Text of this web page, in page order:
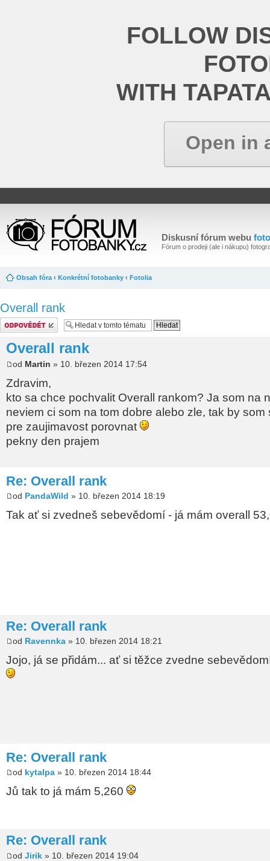
FOLLOW
WITH
Open in
Diskusní fórum webu
Fórum o prodeji (ale i nákupu)
Obsah fóra ‹ Konkrétní fotobanky ‹ Fotolia
Overall rank
Odeslat odpověď
Overall rank
od Martin » 10. březen 2014 17:54
Zdravim,
kto sa chce pochvalit Overall rankom? Ja som na
neviem ci som na tom dobre alebo zle, tak by som
pre zaujimavost porovnat
pekny den prajem
Re: Overall rank
od PandaWild » 10. březen 2014 18:19
Tak ať si zvedneš sebevědomí - já mám overall
Re: Overall rank
od Ravennka » 10. březen 2014 18:21
Jojo, já se přidám... ať si těžce zvedne
Re: Overall rank
od kytalpa » 10. březen 2014 18:44
Jů tak to já mám 5,260
Re: Overall rank
od Jirik » 10. březen 2014 19:04